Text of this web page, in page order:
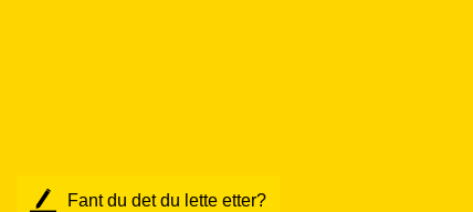
Fant du det du lette etter?